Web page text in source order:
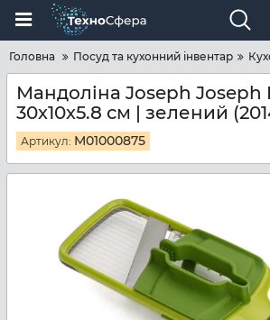
Головна Посуд та кухонний інвентар
Мандоліна Joseph Joseph
30х10х5.8 см | зелений
Артикул: M01000875